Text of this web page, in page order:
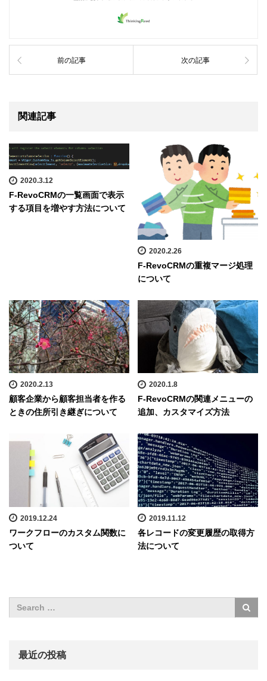
前の記事 次の記事
関連記事
2020.3.12
F-RevoCRMの一覧画面で表示
する項目を増やす方法について
2020.2.26
F-RevoCRMの重複マージ処理
について
2020.2.13
顧客企業から顧客担当者を作る
ときの住所引き継ぎについて
2020.1.8
F-RevoCRMの関連メニューの
追加、カスタマイズ方法
2019.12.24
ワークフローのカスタム関数に
ついて
2019.11.12
各レコードの変更履歴の取得方
法について
最近の投稿